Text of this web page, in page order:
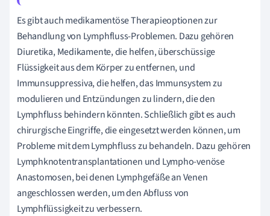
Es gibt auch medikamentöse Therapieoptionen zur
Behandlung von Lymphfluss-Problemen. Dazu gehören
Diuretika, Medikamente, die helfen, überschüssige
Flüssigkeit aus dem Körper zu entfernen, und
Immunsuppressiva, die helfen, das Immunsystem zu
modulieren und Entzündungen zu lindern, die den
Lymphfluss behindern könnten. Schließlich gibt es auch
chirurgische Eingriffe, die eingesetzt werden können, um
Probleme mit dem Lymphfluss zu behandeln. Dazu gehören
Lymphknotentransplantationen und Lympho-venöse
Anastomosen, bei denen Lymphgefäße an Venen
angeschlossen werden, um den Abfluss von
Lymphflüssigkeit zu verbessern.